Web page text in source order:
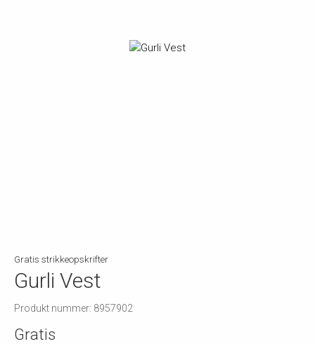
Gratis strikkeopskrifter
Gurli Vest
Produkt nummer: 8957902
Gratis